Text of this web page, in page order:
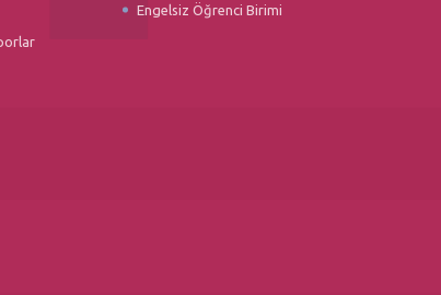
Engelsiz Öğrenci Birimi